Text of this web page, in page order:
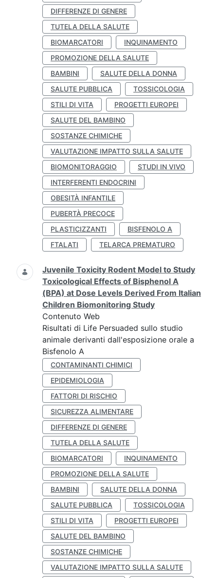
DIFFERENZE DI GENERE
TUTELA DELLA SALUTE
BIOMARCATORI
INQUINAMENTO
PROMOZIONE DELLA SALUTE
BAMBINI
SALUTE DELLA DONNA
SALUTE PUBBLICA
TOSSICOLOGIA
STILI DI VITA
PROGETTI EUROPEI
SALUTE DEL BAMBINO
SOSTANZE CHIMICHE
VALUTAZIONE IMPATTO SULLA SALUTE
BIOMONITORAGGIO
STUDI IN VIVO
INTERFERENTI ENDOCRINI
OBESITÀ INFANTILE
PUBERTÀ PRECOCE
PLASTICIZZANTI
BISFENOLO A
FTALATI
TELARCA PREMATURO
Juvenile Toxicity Rodent Model to Study
Toxicological Effects of Bisphenol A
(BPA) at Dose Levels Derived From Italian
Children Biomonitoring Study
Contenuto Web
Risultati di Life Persuaded sullo studio
animale derivanti dall'esposizione orale a
Bisfenolo A
CONTAMINANTI CHIMICI
EPIDEMIOLOGIA
FATTORI DI RISCHIO
SICUREZZA ALIMENTARE
DIFFERENZE DI GENERE
TUTELA DELLA SALUTE
BIOMARCATORI
INQUINAMENTO
PROMOZIONE DELLA SALUTE
BAMBINI
SALUTE DELLA DONNA
SALUTE PUBBLICA
TOSSICOLOGIA
STILI DI VITA
PROGETTI EUROPEI
SALUTE DEL BAMBINO
SOSTANZE CHIMICHE
VALUTAZIONE IMPATTO SULLA SALUTE